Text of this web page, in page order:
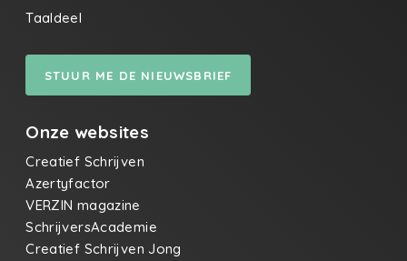
Taaldeel
STUUR ME DE NIEUWSBRIEF
Onze websites
Creatief Schrijven
Azertyfactor
VERZIN magazine
SchrijversAcademie
Creatief Schrijven Jong